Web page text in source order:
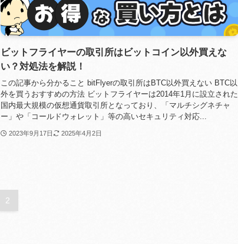
ビットフライヤーの取引所はビットコイン以外買えな
い？対処法を解説！
この記事から分かること bitFlyerの取引所はBTC以外買えない BTC以
外を買うおすすめの方法 ビットフライヤーは2014年1月に設立された
国内最大規模の仮想通貨取引所となっており、「マルチシグネチャ
ー」や「コールドウォレット」等の高いセキュリティ対応...
2023年9月17日 2025年4月2日
2